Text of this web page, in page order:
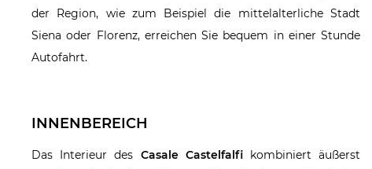
der Region, wie zum Beispiel die mittelalterliche Stadt
Siena oder Florenz, erreichen Sie bequem in einer Stunde
Autofahrt.
INNENBEREICH
Das Interieur des Casale Castelfalfikombiniert äußerst